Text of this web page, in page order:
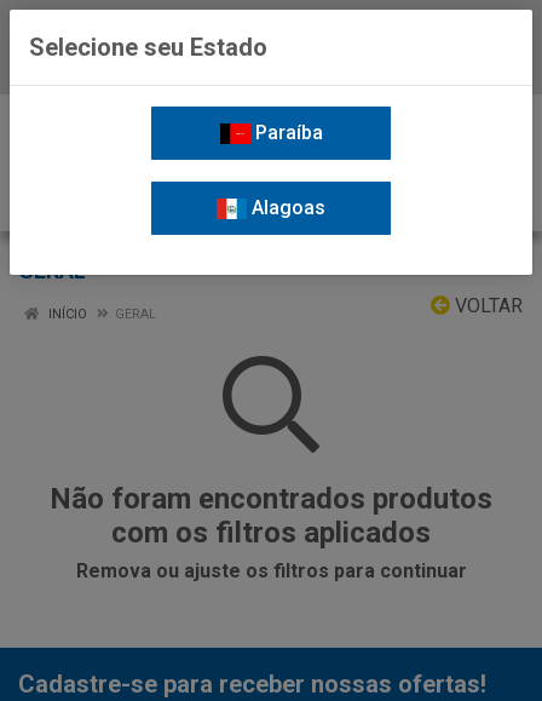
GERAL
VOLTAR
INÍCIO GERAL
Não foram encontrados produtos
com os filtros aplicados
Remova ou ajuste os filtros para continuar
Cadastre-se para receber nossas ofertas!
Selecione seu Estado
Paraíba
Alagoas